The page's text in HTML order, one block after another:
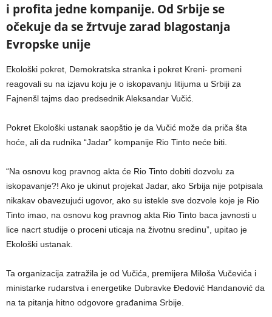
i profita jedne kompanije. Od Srbije se
očekuje da se žrtvuje zarad blagostanja
Evropske unije
Ekološki pokret, Demokratska stranka i pokret Kreni- promeni
reagovali su na izjavu koju je o iskopavanju litijuma u Srbiji za
Fajnenšl tajms dao predsednik Aleksandar Vučić.
Pokret Ekološki ustanak saopštio je da Vučić može da priča šta
hoće, ali da rudnika “Jadar” kompanije Rio Tinto neće biti.
“Na osnovu kog pravnog akta će Rio Tinto dobiti dozvolu za
iskopavanje?! Ako je ukinut projekat Jadar, ako Srbija nije potpisala
nikakav obavezujući ugovor, ako su istekle sve dozvole koje je Rio
Tinto imao, na osnovu kog pravnog akta Rio Tinto baca javnosti u
lice nacrt studije o proceni uticaja na životnu sredinu”, upitao je
Ekološki ustanak.
Ta organizacija zatražila je od Vučića, premijera Miloša Vučevića i
ministarke rudarstva i energetike Dubravke Đedović Handanović da
na ta pitanja hitno odgovore građanima Srbije.